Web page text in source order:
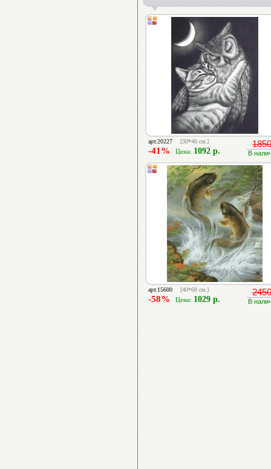
арт.20227 [30*40 см.]
-41% Цена: 1092 р. В
арт.15600 [40*60 см.]
-58% Цена: 1029 р. В